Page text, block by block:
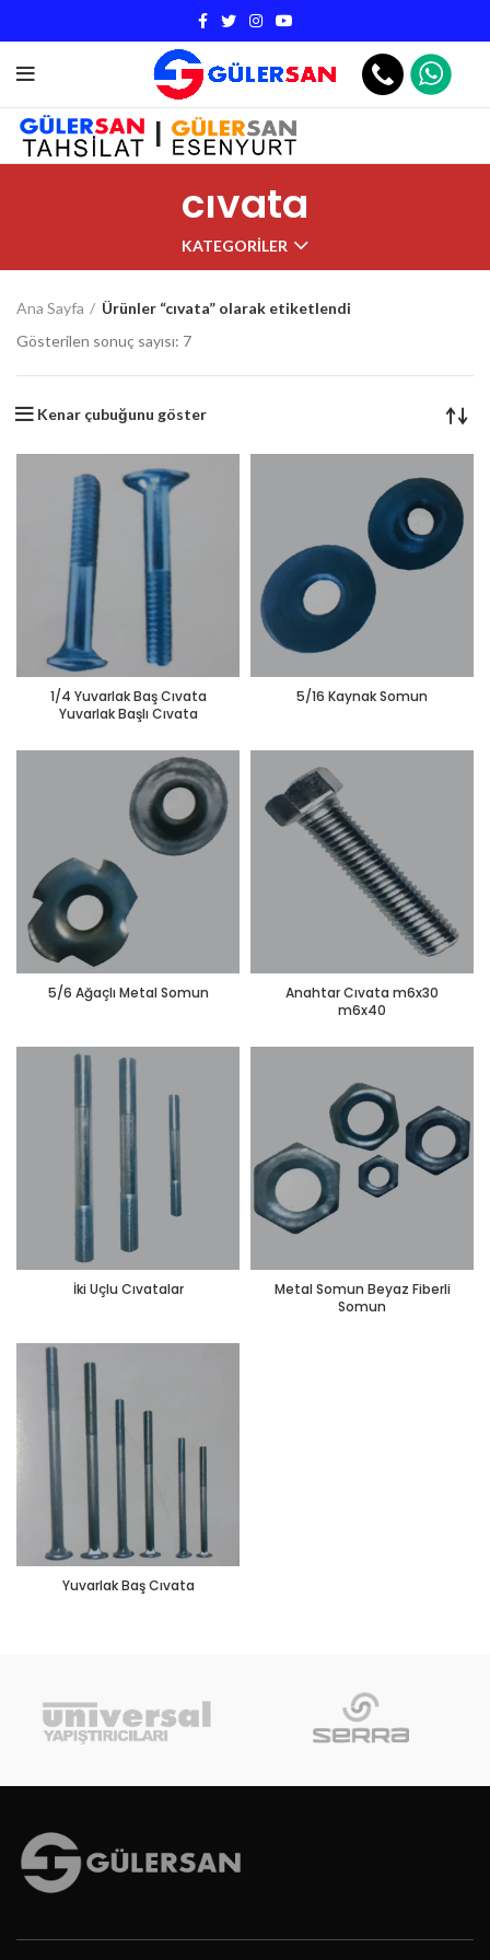
|
cıvata
KATEGORILER
Ana Sayfa
Ürünler “cıvata” olarak etiketlendi
Gösterilen sonuç sayısı: 7
Kenar çubuğunu göster
1/4 Yuvarlak Baş Cıvata
Yuvarlak Başlı Cıvata
5/16 Kaynak Somun
5/6 Ağaçlı Metal Somun
Anahtar Cıvata m6x30
m6x40
İki Uçlu Cıvatalar
Metal Somun Beyaz Fiberli
Somun
Yuvarlak Baş Cıvata